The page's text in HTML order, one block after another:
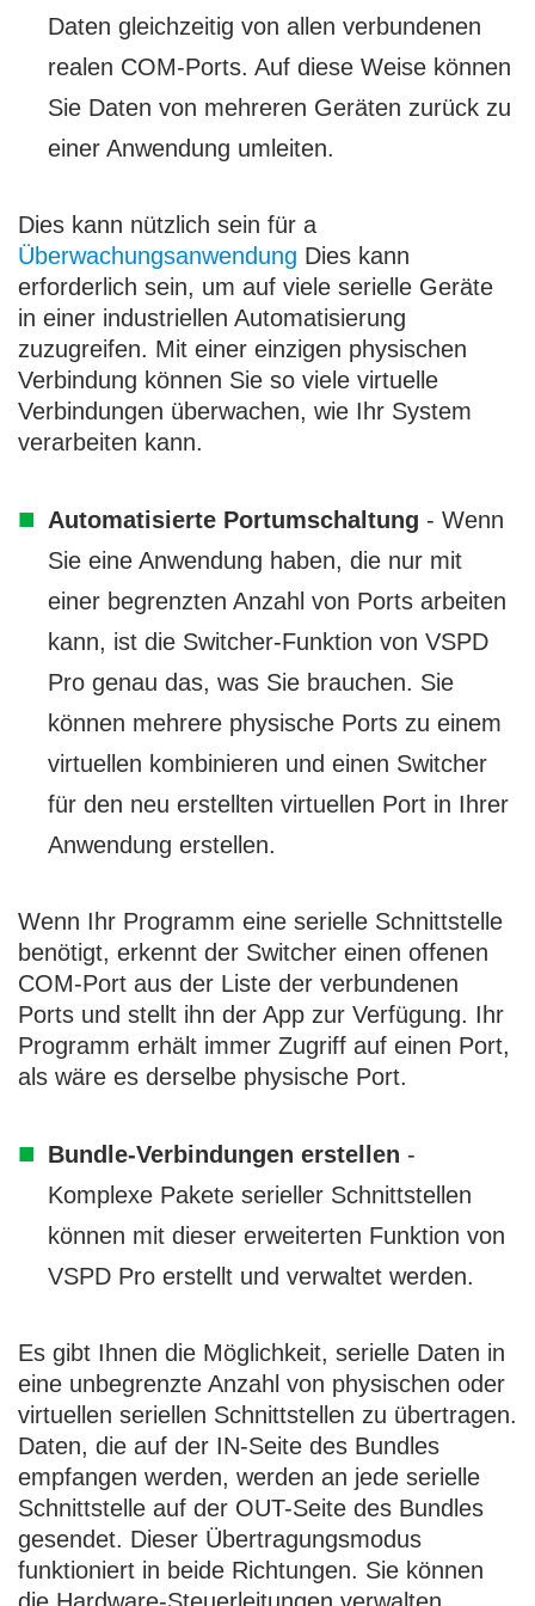
Daten gleichzeitig von allen verbundenen
realen COM-Ports. Auf diese Weise können
Sie Daten von mehreren Geräten zurück zu
einer Anwendung umleiten.
Dies kann nützlich sein für a
Überwachungsanwendung Dies kann
erforderlich sein, um auf viele serielle Geräte
in einer industriellen Automatisierung
zuzugreifen. Mit einer einzigen physischen
Verbindung können Sie so viele virtuelle
Verbindungen überwachen, wie Ihr System
verarbeiten kann.
Automatisierte Portumschaltung - Wenn
Sie eine Anwendung haben, die nur mit
einer begrenzten Anzahl von Ports arbeiten
kann, ist die Switcher-Funktion von VSPD
Pro genau das, was Sie brauchen. Sie
können mehrere physische Ports zu einem
virtuellen kombinieren und einen Switcher
für den neu erstellten virtuellen Port in Ihrer
Anwendung erstellen.
Wenn Ihr Programm eine serielle Schnittstelle
benötigt, erkennt der Switcher einen offenen
COM-Port aus der Liste der verbundenen
Ports und stellt ihn der App zur Verfügung. Ihr
Programm erhält immer Zugriff auf einen Port,
als wäre es derselbe physische Port.
Bundle-Verbindungen erstellen -
Komplexe Pakete serieller Schnittstellen
können mit dieser erweiterten Funktion von
VSPD Pro erstellt und verwaltet werden.
Es gibt Ihnen die Möglichkeit, serielle Daten in
eine unbegrenzte Anzahl von physischen oder
virtuellen seriellen Schnittstellen zu übertragen.
Daten, die auf der IN-Seite des Bundles
empfangen werden, werden an jede serielle
Schnittstelle auf der OUT-Seite des Bundles
gesendet. Dieser Übertragungsmodus
funktioniert in beide Richtungen. Sie können